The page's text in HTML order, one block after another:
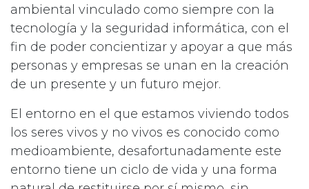
ambiental vinculado como siempre con la
tecnología y la seguridad informática, con el
fin de poder concientizar y apoyar a que más
personas y empresas se unan en la creación
de un presente y un futuro mejor.
El entorno en el que estamos viviendo todos
los seres vivos y no vivos es conocido como
medioambiente, desafortunadamente este
entorno tiene un ciclo de vida y una forma